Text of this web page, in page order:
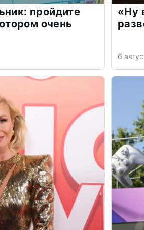
пройдите
очень
«Ну
6